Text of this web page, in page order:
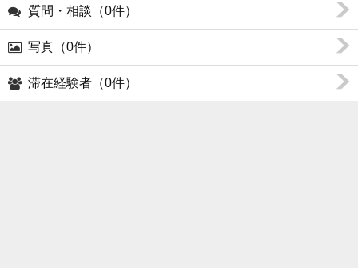
質問・相談（0件）
写真（0件）
滞在経験者（0件）